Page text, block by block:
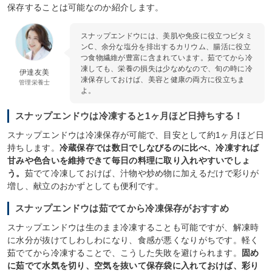
保存することは可能なのか紹介します。
伊達友美
管理栄養士
スナップエンドウには、美肌や免疫に役立つビタミ
ンC、余分な塩分を排出するカリウム、腸活に役立
つ食物繊維が豊富に含まれています。茹でてから冷
凍しても、栄養の損失は少なめなので、旬の時に冷
凍保存しておけば、美容と健康の両方に役立ちま
よ。
スナップエンドウは冷凍すると1ヶ月ほど日持ちする！
スナップエンドウは冷凍保存が可能で、目安として約1ヶ月ほど日
持ちします。 冷蔵保存では数日でしなびるのに比べ、冷凍すれば
甘みや色合いを維持できて毎日の料理に取り入れやすいでしょ
う。 茹でて冷凍しておけば、汁物や炒め物に加えるだけで彩りが
増し、献立のおかずとしても便利です。
スナップエンドウは茹でてから冷凍保存がおすすめ
スナップエンドウは生のまま冷凍することも可能ですが、解凍時
に水分が抜けてしわしわになり、食感が悪くなりがちです。軽く
茹でてから冷凍することで、こうした失敗を避けられます。
固め
に茹でて水気を切り、空気を抜いて保存袋に入れておけば、彩り